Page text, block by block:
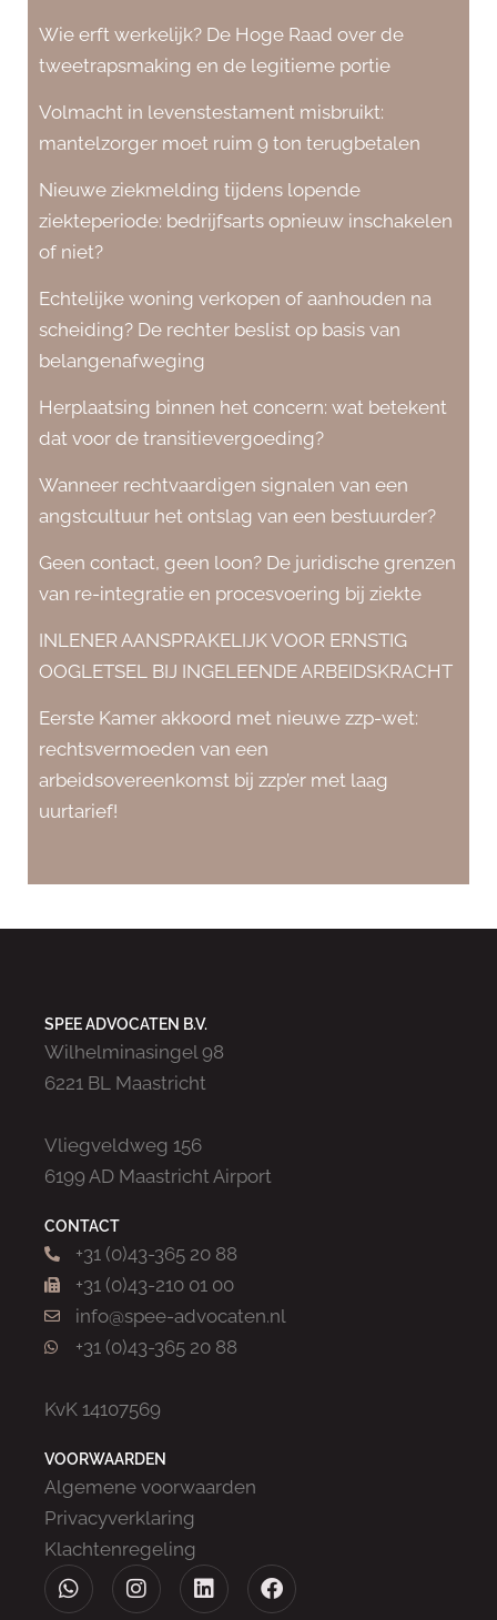
Wie erft werkelijk? De Hoge Raad over de
tweetrapsmaking en de legitieme portie
Volmacht in levenstestament misbruikt:
mantelzorger moet ruim 9 ton terugbetalen
Nieuwe ziekmelding tijdens lopende
ziekteperiode: bedrijfsarts opnieuw inschakelen
of niet?
Echtelijke woning verkopen of aanhouden na
scheiding? De rechter beslist op basis van
belangenafweging
Herplaatsing binnen het concern: wat betekent
dat voor de transitievergoeding?
Wanneer rechtvaardigen signalen van een
angstcultuur het ontslag van een bestuurder?
Geen contact, geen loon? De juridische grenzen
van re-integratie en procesvoering bij ziekte
INLENER AANSPRAKELIJK VOOR ERNSTIG
OOGLETSEL BIJ INGELEENDE ARBEIDSKRACHT
Eerste Kamer akkoord met nieuwe zzp-wet:
rechtsvermoeden van een
arbeidsovereenkomst bij zzp’er met laag
uurtarief!
SPEE ADVOCATEN B.V.
Wilhelminasingel 98
6221 BL Maastricht
Vliegveldweg 156
6199 AD Maastricht Airport
CONTACT
+31 (0)43-365 20 88
+31 (0)43-210 01 00
info@spee-advocaten.nl
+31 (0)43-365 20 88
KvK 14107569
VOORWAARDEN
Algemene voorwaarden
Privacyverklaring
Klachtenregeling